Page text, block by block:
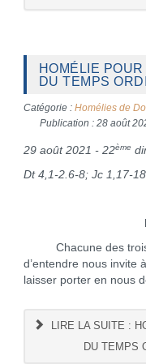
HOMÉLIE
DU TEMPS
Catégorie : Homélies de
Publication : 28 août
29 août 2021 - 22ème
Dt 4,1-2.6-8; Jc 1,17-
Chacune des trois
d’entendre nous invite
laisser porter en nous
LIRE LA SUITE :
DU TEMPS